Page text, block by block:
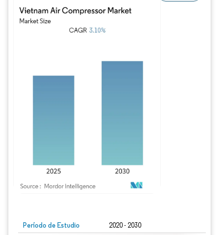
Período de Estudio 2020 - 2030